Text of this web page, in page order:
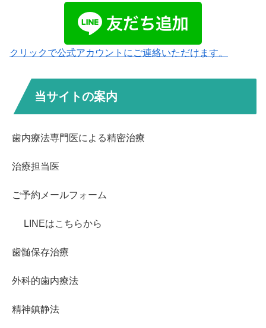
クリックで公式アカウントにご連絡いただけます。
当サイトの案内
歯内療法専門医による精密治療
治療担当医
ご予約メールフォーム
LINEはこちらから
歯髄保存治療
外科的歯内療法
精神鎮静法